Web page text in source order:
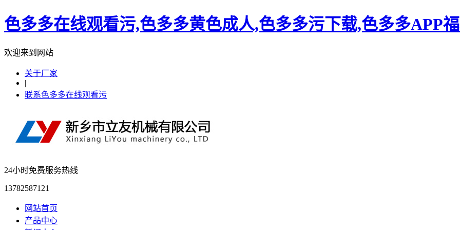
色多多在线观看污,色多多黄色成人,色多多污下载,色多多APP
欢迎来到网站
关于厂家
|
联系色多多在线观看污
24小时免费服务热线
13782587121
网站首页
产品中心